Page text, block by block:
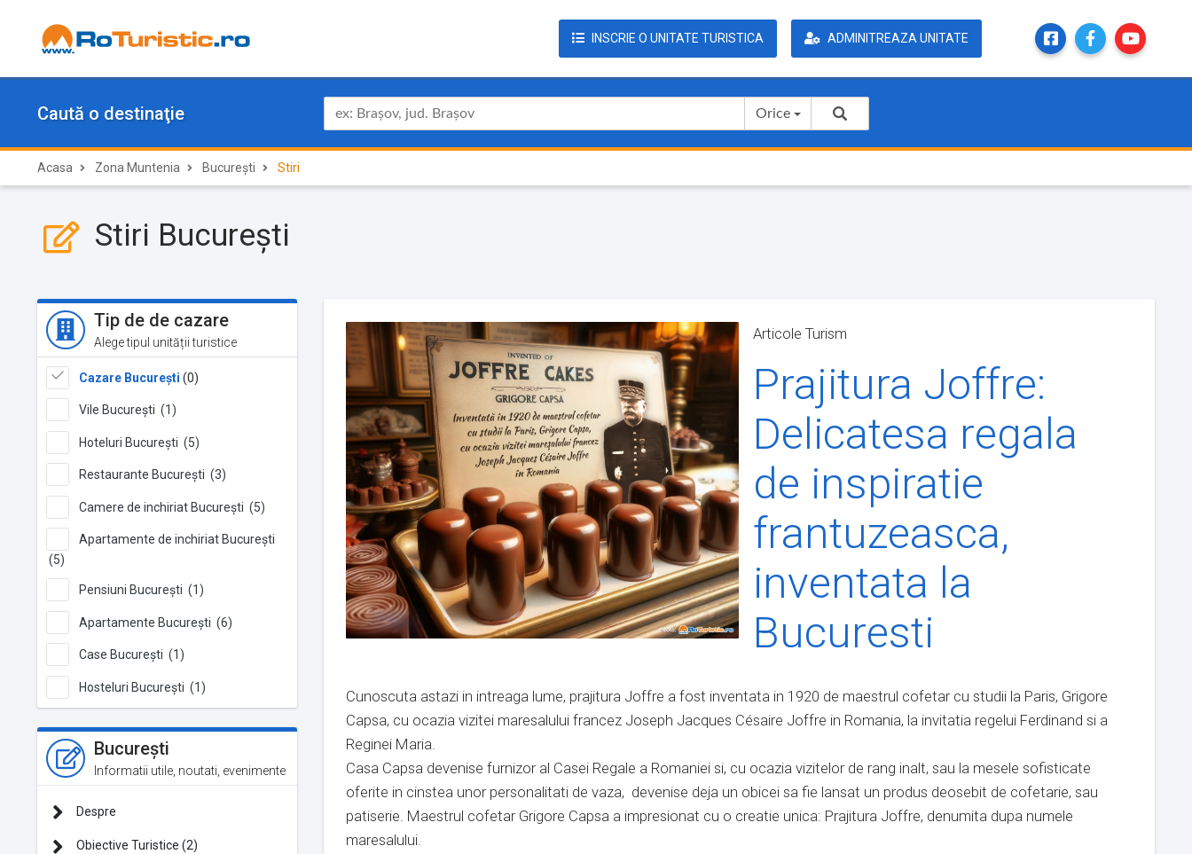
INSCRIE O UNITATE TURISTICA ADMINITREAZA UNITATE
Caută o destinaţie Orice
Acasa Zona Muntenia București Stiri
Stiri București
Tip de de cazare
Alege tipul unității turistice
Cazare București (0)
Vile București (1)
Hoteluri București (5)
Restaurante București (3)
Camere de inchiriat București (5)
Apartamente de inchiriat București
(5)
Pensiuni București (1)
Apartamente București (6)
Case București (1)
Hosteluri București (1)
București
Informatii utile, noutati, evenimente
Despre
Obiective Turistice (2)
Articole Turism
Prajitura Joffre:
Delicatesa regala
de inspiratie
frantuzeasca,
inventata la
Bucuresti
Cunoscuta astazi in intreaga lume, prajitura Joffre a fost inventata in 1920 de maestrul cofetar cu studii la Paris, Grigore
Capsa, cu ocazia vizitei maresalului francez Joseph Jacques Césaire Joffre in Romania, la invitatia regelui Ferdinand si a
Reginei Maria.
Casa Capsa devenise furnizor al Casei Regale a Romaniei si, cu ocazia vizitelor de rang inalt, sau la mesele sofisticate
oferite in cinstea unor personalitati de vaza, devenise deja un obicei sa fie lansat un produs deosebit de cofetarie, sau
patiserie. Maestrul cofetar Grigore Capsa a impresionat cu o creatie unica: Prajitura Joffre, denumita dupa numele
maresalului.